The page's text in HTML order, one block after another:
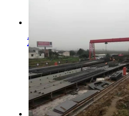
重慶涪陵西站客運換乘